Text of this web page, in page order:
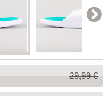
Bežná
cena:
29,99 €